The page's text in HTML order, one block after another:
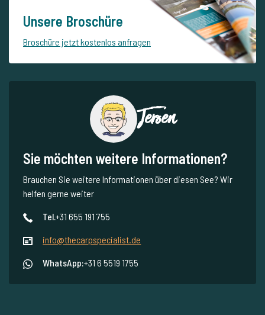
Unsere Broschüre
Broschüre jetzt kostenlos anfragen
Jeroen
Sie möchten weitere Informationen?
Brauchen Sie weitere Informationen über diesen See? Wir
helfen gerne weiter
Tel.+31 655 191 755
info@thecarpspecialist.de
WhatsApp:+31 6 5519 1755